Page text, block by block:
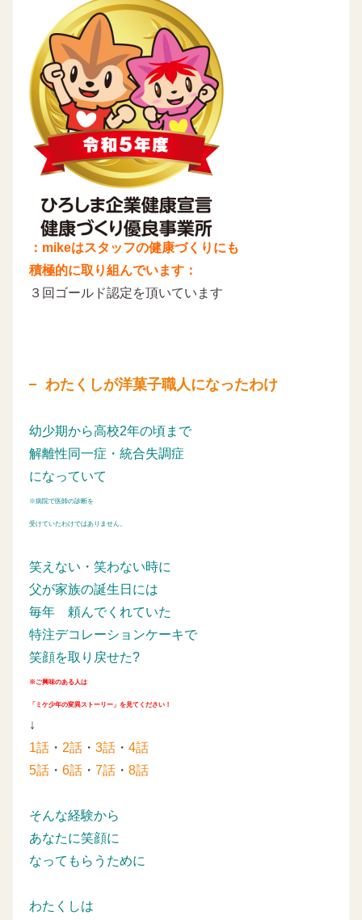
：mikeはスタッフの健康づくりにも
積極的に取り組んでいます：
３回ゴールド認定を頂いています
わたくしが洋菓子職人になったわけ
幼少期から高校2年の頃まで
解離性同一症・統合失調症
になっていて
※病院で医師の診断を
受けていたわけではありません。
笑えない・笑わない時に
父が家族の誕生日には
毎年 頼んでくれていた
特注デコレーションケーキで
笑顔を取り戻せた?
※ご興味のある人は
「ミケ少年の変異ストーリー」を見てください！
↓
1話 ・ 2話 ・ 3話 ・ 4話
5話 ・ 6話 ・ 7話 ・ 8話
そんな経験から
あなたに笑顔に
なってもらうために
わたくしは